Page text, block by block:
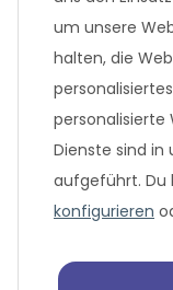
Beliebte
* Alle Preisangaben
MwSt. und
um unsere
halten, die
personalisierte
Dienste sind in
aufgeführt. Du
konfigurieren